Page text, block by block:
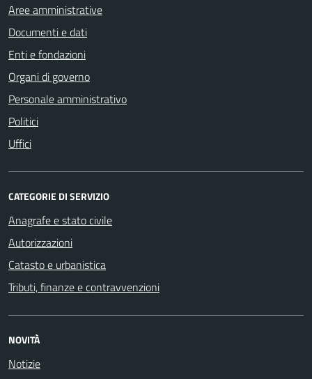
Aree amministrative
Documenti e dati
Enti e fondazioni
Organi di governo
Personale amministrativo
Politici
Uffici
CATEGORIE DI SERVIZIO
Anagrafe e stato civile
Autorizzazioni
Catasto e urbanistica
Tributi, finanze e contravvenzioni
NOVITÀ
Notizie